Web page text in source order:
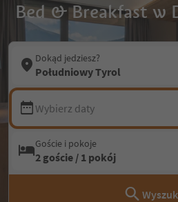
Bed & Breakfast w
Dokąd jedziesz?
Południowy Tyrol
Wybierz daty
Goście i pokoje
2 goście / 1 pokój